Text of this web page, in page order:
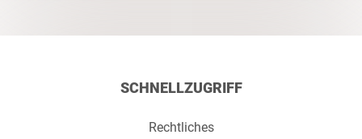
SCHNELLZUGRIFF
Rechtliches